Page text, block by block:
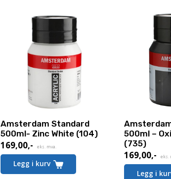
Amsterdam Standard
500ml- Zinc White (104)
169,00,- eks. mva.
Legg i kurv
500ml –
(735)
169,00,- eks.
Legg i